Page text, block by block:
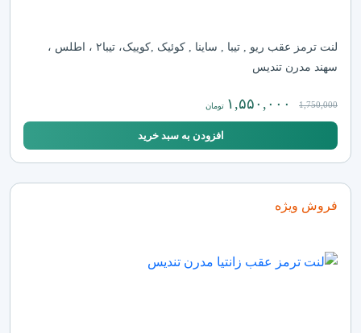
لنت ترمز عقب ریو , تیبا , ساینا , کوئیک ,کوییک، تیبا۲ ، اطلس ،
سهند مدرن تندیس
1,750,000 ۱,۵۵۰,۰۰۰ تومان
افزودن به سبد خرید
فروش ویژه